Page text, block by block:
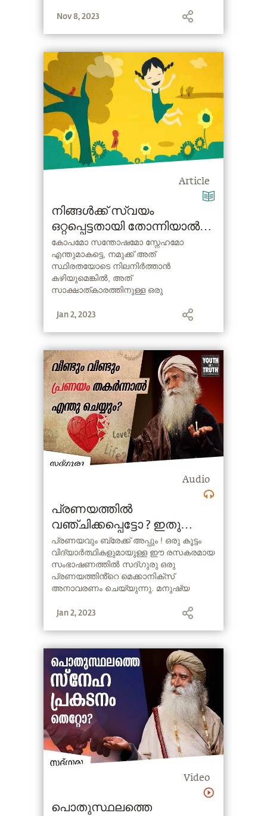
Nov 8, 2023
Article
നിങ്ങൾക്ക് സ്വയം
ഒറ്റപ്പെട്ടതായി തോന്നിയാൽ
എന്തു ചെയ്യണം? | സദ്ഗുരു
| What to do When You Feel
Lonely?
കോപമോ സന്തോഷമോ സ്നേഹമോ
എന്തുമാകട്ടെ, നമുക്ക് അത്
സ്ഥിരതയോടെ നിലനിർത്താൻ
കഴിയുമെങ്കിൽ, അത്
സാക്ഷാത്കാരത്തിനുള്ള ഒരു
വിശദീകരിക്കുന്നു.
Jan 2, 2023
Audio
പ്രണയത്തിൽ
വഞ്ചിക്കപ്പെട്ടോ ? ഇതു
കാണൂ ? How to Unlove
after Breakup ?
പ്രണയവും ബ്രേക്ക് അപ്പും ! ഒരു കൂട്ടം
വിദ്യാർത്ഥികളുമായുള്ള ഈ രസകരമായ
സംഭാഷണത്തിൽ സദ്ഗുരു ഒരു
പ്രണയത്തിൻ്റെ മെക്കാനിക്സ്
അനാവരണം ചെയ്യുന്നു. മനുഷ്യ
കൈകാര്യം ചെയ്യുന്നതിനെക്കുറിച്ച്
Jan 2, 2023
Video
പൊതുസ്ഥലത്തെ